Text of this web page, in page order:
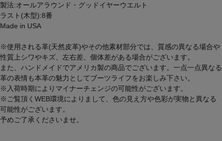
製法:オールアラウンド・グッドイヤーウエルト
ラスト(木型):8番
Made in USA
※使用される革(天然皮革)やその他素材部分では、質感の異なる場合や
性質上シワやキズ、左右差、個体差がある場合がございます。
また、ハンドメイドでアメリカ製の商品でございます。一点一点異なる
革の表情も本革の魅力としてブーツライフをお楽しみ下さい。
※入荷時期によりマイナーチェンジの可能性がございます。
※ご覧頂くWEB環境によりまして、色の見え方や色彩が実物と異なる
可能性がございます。
予めご了承くださいませ。